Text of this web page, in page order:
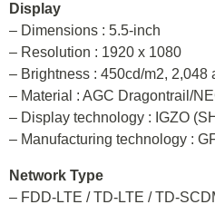
Display
– Dimensions : 5.5-inch
– Resolution : 1920 x 1080
– Brightness : 450cd/m2,
– Material : AGC Dragontrail/
– Display technology : IGZO
– Manufacturing technology :
Network Type
– FDD-LTE / TD-LTE / TD-